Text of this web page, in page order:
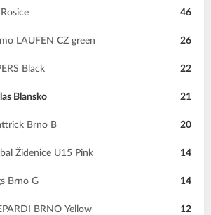
46
LAUFEN CZ green 26
Black 22
Blansko 21
Brno B 20
Židenice U15 Pink 14
Brno G 14
BRNO Yellow 12